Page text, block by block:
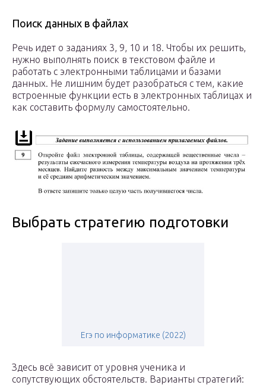
Поиск данных в файлах
Речь идет о заданиях 3, 9, 10 и 18. Чтобы их решить,
нужно выполнять поиск в текстовом файле и
работать с электронными таблицами и базами
данных. Не лишним будет разобраться с тем, какие
встроенные функции есть в электронных таблицах и
как составить формулу самостоятельно.
Выбрать стратегию подготовки
Егэ по информатике (2022)
Здесь всё зависит от уровня ученика и
сопутствующих обстоятельств. Варианты стратегий: